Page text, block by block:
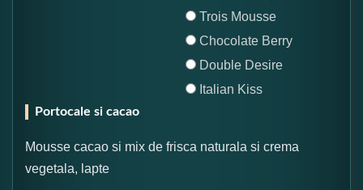
Trois Mousse
Chocolate Berry
Double Desire
Italian Kiss
Portocale si cacao
Mousse cacao si mix de frisca naturala si crema
vegetala, lapte